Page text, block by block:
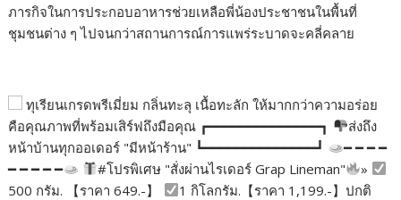
ภารกิจในการประกอบอาหารช่วยเหลือพี่น้องประชาชนในพื้นที่
ชุมชนต่าง ๆ ไปจนกว่าสถานการณ์การแพร่ระบาดจะคลี่คลาย
ทุเรียนเกรดพรีเมี่ยม กลิ่นทะลุ เนื้อทะลัก ให้มากกว่าความอร่อย
คือคุณภาพที่พร้อมเสิร์ฟถึงมือคุณ ┏━━━━━━━━━━━━━━┓
ส่งถึง
หน้าบ้านทุกออเดอร์ "มีหน้าร้าน" ┗━━━━━━━━━━━━━━┛
━ ━ ━ ━
━ ━ ━ ━ ━
#โปรพิเศษ "สั่งผ่านไรเดอร์ Grap Lineman"
»
500 กรัม. 【ราคา 649.-】
1 กิโลกรัม.【ราคา 1,199.-】ปกติ